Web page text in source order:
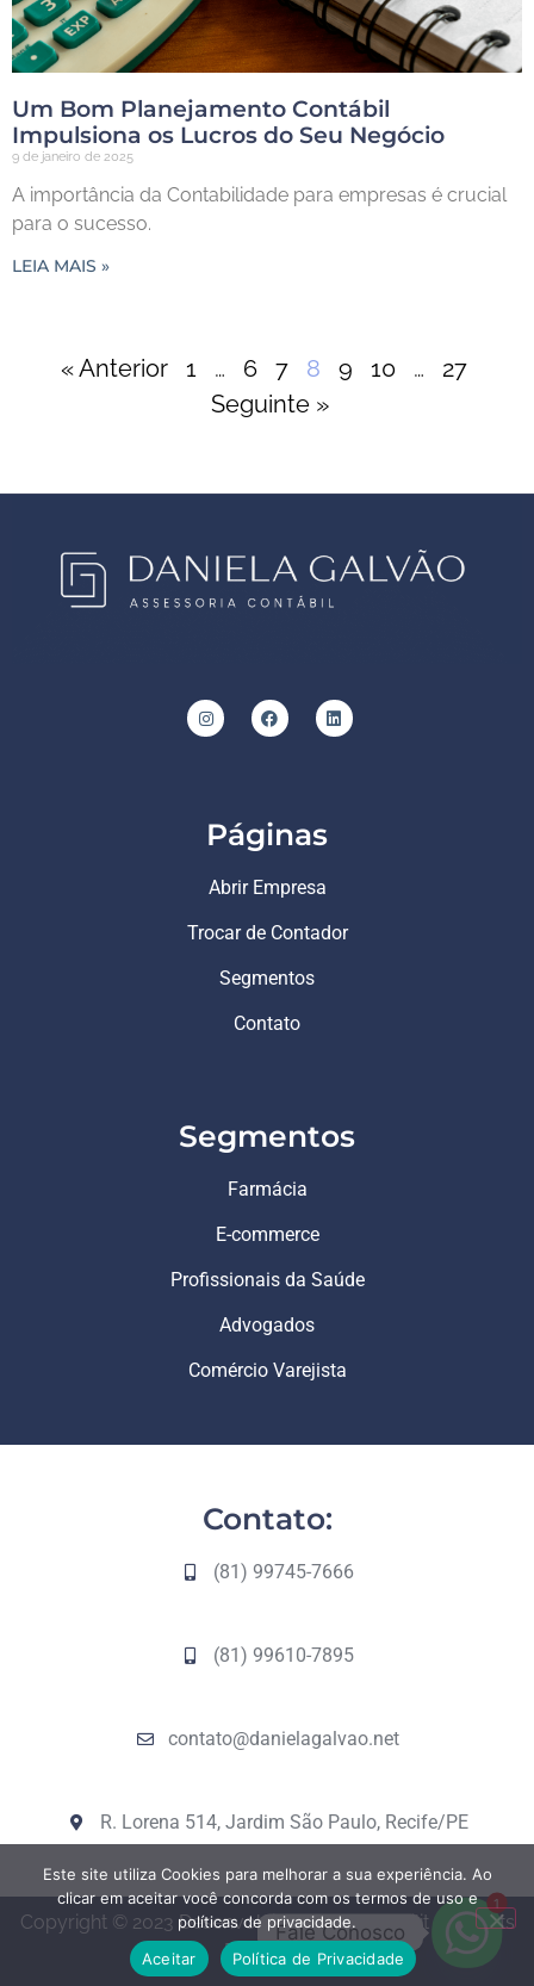
Um Bom Planejamento Contábil
Impulsiona os Lucros do Seu Negócio
9 de janeiro de 2025
A importância da Contabilidade para empresas é crucial
para o sucesso.
LEIA MAIS »
« Anterior 1 … 6 7 8 9 10 …
27
Seguinte »
Páginas
Abrir Empresa
Trocar de Contador
Segmentos
Contato
Segmentos
Farmácia
E-commerce
Profissionais da Saúde
Advogados
Comércio Varejista
Contato:
(81) 99745-7666
(81) 99610-7895
contato@danielagalvao.net
R. Lorena 514, Jardim São Paulo, Recife/PE
Copyright © 2023 Desenvolvido pela Contabilit All Rights
Reserved.
Este site utiliza Cookies para melhorar a sua experiência. Ao
clicar em aceitar você concorda com os termos de uso e
políticas de privacidade.
Aceitar
Política de Privacidade
1
Fale Conosco